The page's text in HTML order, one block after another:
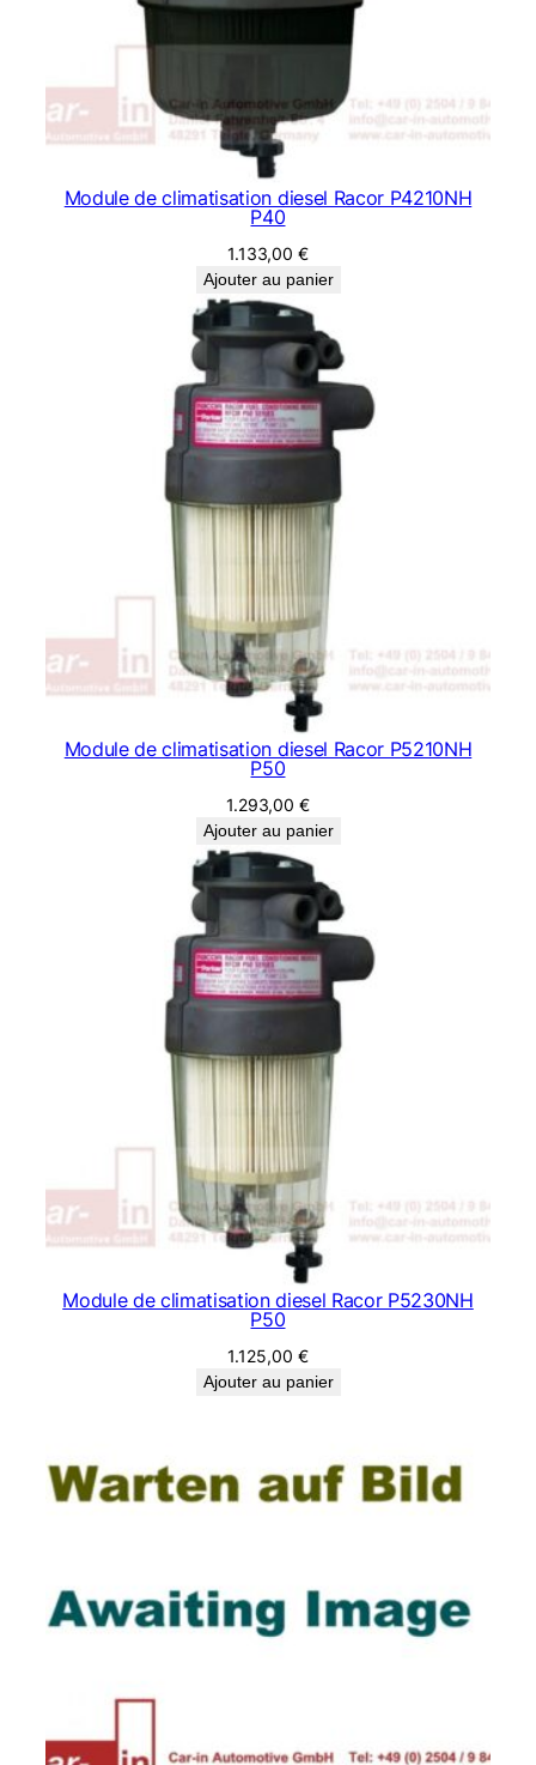
Module de climatisation diesel Racor P4210NH
P40
1.133,00€
Ajouter au panier
Module de climatisation diesel Racor P5210NH
P50
1.293,00€
Ajouter au panier
Module de climatisation diesel Racor P5230NH
P50
1.125,00 €
Ajouter au panier